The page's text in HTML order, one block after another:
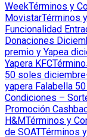
WeekTérminos y
MovistarTérminos
Funcionalidad
Donaciones
premio y Yapea
Yapera KFC
50 soles
yapera Falabella
Condiciones –
Promoción
H&MTérminos y
de SOATTérminos